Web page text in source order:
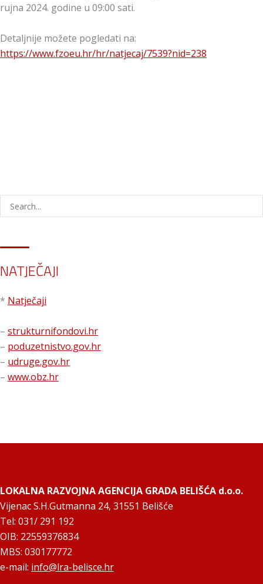
rujna 2024. godine u 09:00 sati.
Detaljnije možete pogledati na:
https://www.fzoeu.hr/hr/natjecaj/7539?nid=238
NATJEČAJI
* Natječaji
– strukturnifondovi.hr
– poduzetnistvo.gov.hr
– udruge.gov.hr
– www.obz.hr
LOKALNA RAZVOJNA AGENCIJA GRADA BELIŠĆA d.o.o.
Vijenac S.H.Gutmanna 24, 31551 Belišće
Tel: 031/ 291 192
OIB: 22559376834
MBS: 030177772
e-mail: info@lra-belisce.hr